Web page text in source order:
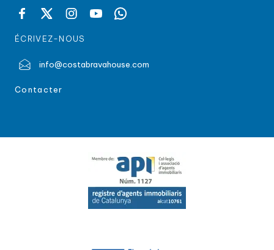
ÉCRIVEZ-NOUS
info@costabravahouse.com
Contacter